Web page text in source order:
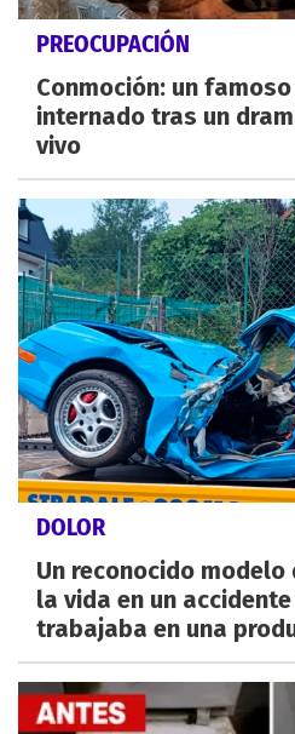
PREOCUPACIÓN
Conmoción: un
internado tras un
vivo
DOLOR
Un reconocido modelo
la vida en un
trabajaba en una